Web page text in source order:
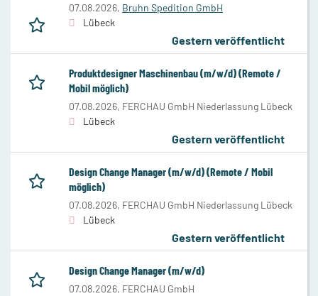
07.08.2026, Bruhn Spedition GmbH
Lübeck
Gestern veröffentlicht
Produktdesigner Maschinenbau (m/w/d) (Remote /
Mobil möglich)
07.08.2026, FERCHAU GmbH Niederlassung Lübeck
Lübeck
Gestern veröffentlicht
Design Change Manager (m/w/d) (Remote / Mobil
möglich)
07.08.2026, FERCHAU GmbH Niederlassung Lübeck
Lübeck
Gestern veröffentlicht
Design Change Manager (m/w/d)
07.08.2026, FERCHAU GmbH